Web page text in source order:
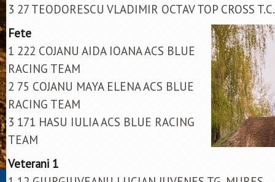
3 27 TEODORESCU VLADIMIR OCTAV TOP CROSS
Fete
1 222 COJANU AIDA IOANA ACS BLUE
RACING TEAM
2 75 COJANU MAYA ELENA ACS BLUE
RACING TEAM
3 171 HASU IULIA ACS BLUE RACING
TEAM
Veterani 1